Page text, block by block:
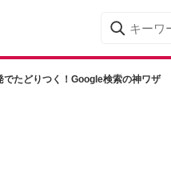
たどりつく！Google検索の神ワザ